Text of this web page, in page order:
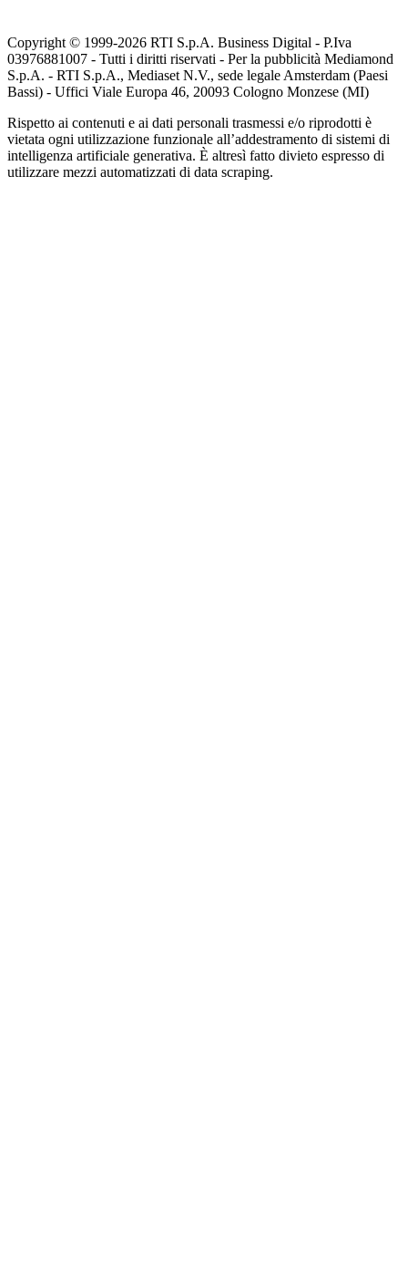
Copyright © 1999-2026 RTI S.p.A. Business Digital - P.Iva
03976881007 - Tutti i diritti riservati - Per la pubblicità Mediamond
S.p.A. - RTI S.p.A., Mediaset N.V., sede legale Amsterdam (Paesi
Bassi) - Uffici Viale Europa 46, 20093 Cologno Monzese (MI)
Rispetto ai contenuti e ai dati personali trasmessi e/o riprodotti è
vietata ogni utilizzazione funzionale all’addestramento di sistemi di
intelligenza artificiale generativa. È altresì fatto divieto espresso di
utilizzare mezzi automatizzati di data scraping.